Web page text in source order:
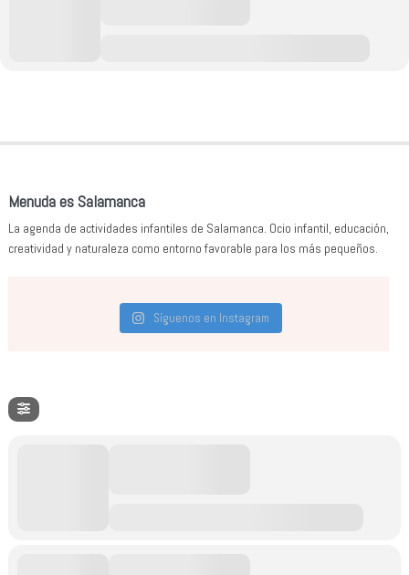
Menuda es Salamanca
La agenda de actividades infantiles de Salamanca. Ocio infantil, educación,
creatividad y naturaleza como entorno favorable para los más pequeños.
Síguenos en Instagram